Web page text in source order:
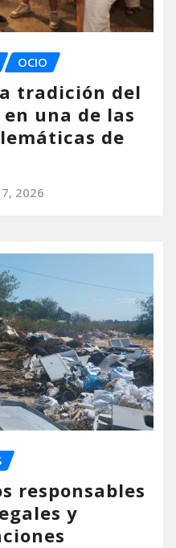
OCIO
tradición del
una de las
de
2026
responsables
y